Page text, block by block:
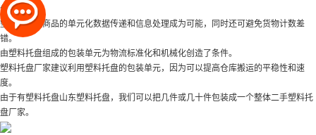
作。
塑料托盘让商品的单元化数据传递和信息处理成为可能，同时还可避免货物计数差
错。
由塑料托盘组成的包装单元为物流标准化和机械化创造了条件。
塑料托盘厂家建议利用塑料托盘的包装单元，因为可以提高仓库搬运的平稳性和速
度。
由于有塑料托盘山东塑料托盘，我们可以把几件或几十件包装成一个整体二手塑料托
盘厂家。